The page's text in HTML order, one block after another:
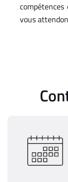
vous